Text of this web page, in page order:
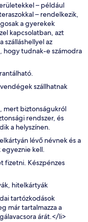
– például
– rendelkezik,
a gyerekek
kapcsolatban, azt
szálláshellyel az
hogy tudnak-e számodra
szállhatnak
mert biztonságukról
rendszer, és
a helyszínen.
lévő névnek és a
egyeznie kell.
fizetni. Készpénzes
hitelkártyák
tartózkodások
már tartalmazza a
árát.</li>